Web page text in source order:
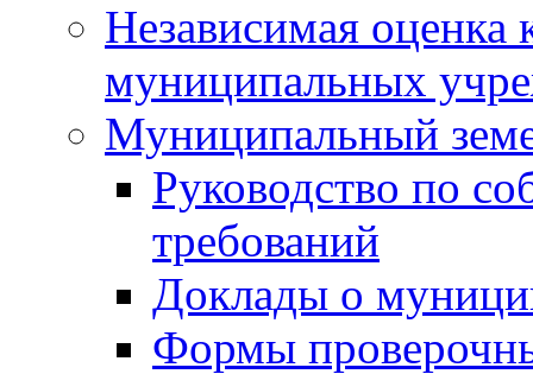
Независимая оценка
муниципальных
Муниципальный
Руководство по
требований
Доклады о
Формы